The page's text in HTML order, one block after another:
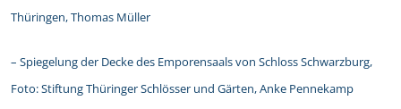
Thüringen, Thomas Müller
– Spiegelung der Decke des Emporensaals von Schloss Schwarzburg,
Foto: Stiftung Thüringer Schlösser und Gärten, Anke Pennekamp